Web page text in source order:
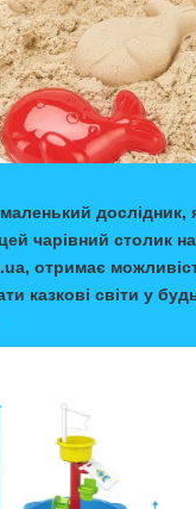
дослідник,
чарівний столик на
отримає
казкові світи у